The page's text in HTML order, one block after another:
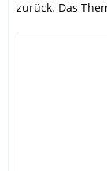
zurück. Das